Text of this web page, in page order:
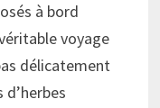
à bord
voyage
délicatement